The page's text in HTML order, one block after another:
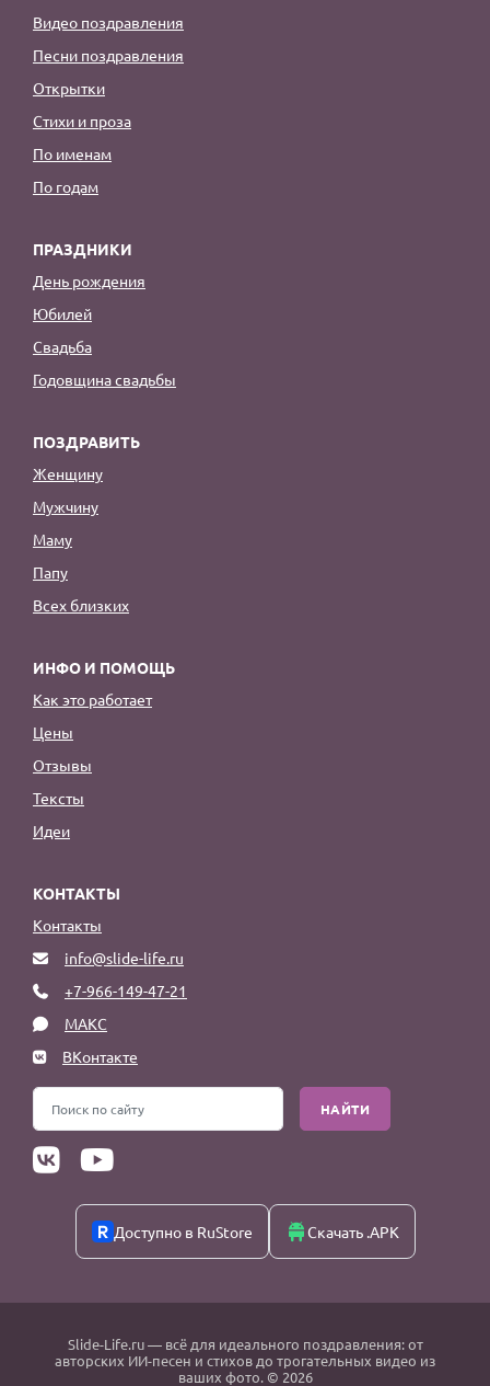
Видео поздравления
Песни поздравления
Открытки
Стихи и проза
По именам
По годам
ПРАЗДНИКИ
День рождения
Юбилей
Свадьба
Годовщина свадьбы
ПОЗДРАВИТЬ
Женщину
Мужчину
Маму
Папу
Всех близких
ИНФО И ПОМОЩЬ
Как это работает
Цены
Отзывы
Тексты
Идеи
КОНТАКТЫ
Контакты
info@slide-life.ru
+7-966-149-47-21
МАКС
ВКонтакте
НАЙТИ
Доступно в RuStore Скачать .APK
Slide-Life.ru— всё для идеального поздравления: от
авторских ИИ-песен и стихов до трогательных видео из
ваших фото. © 2026